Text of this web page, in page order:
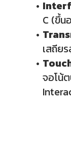
C (ขึ้น
เสถีย
จอโน้